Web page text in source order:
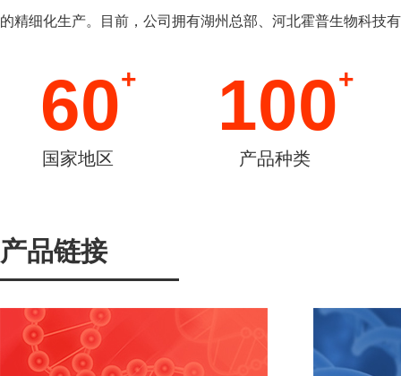
的精细化生产。目前，公司拥有湖州总部、河北霍普生物科技
60+
国家地区
100+
产品种类
产品链接